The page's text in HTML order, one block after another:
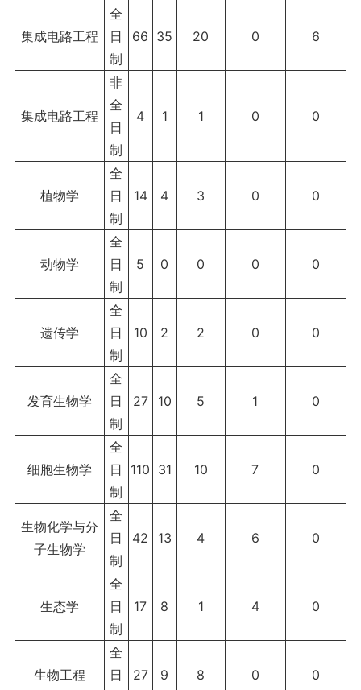
集成电路工程
全
日
制
66 35 20 0 6
集成电路工程
非
全
日
制
4 1 1 0 0
植物学
全
日
制
14 4 3 0 0
动物学
全
日
制
5 0 0 0 0
遗传学
全
日
制
10 2 2 0 0
发育生物学
全
日
制
27 10 5 1 0
细胞生物学
全
日
制
110 31 10 7 0
生物化学与分
子生物学
全
日
制
42 13 4 6 0
生态学
全
日
制
17 8 1 4 0
生物工程
全
日
27 9 8 0 0